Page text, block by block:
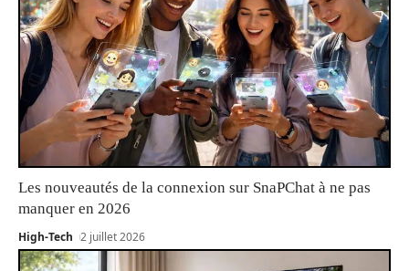
Les nouveautés de la connexion sur SnaPChat à ne pas
manquer en 2026
High-Tech 2 juillet 2026